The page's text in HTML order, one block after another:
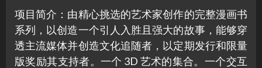
项目简介：由精心挑选的艺术家创作的完整漫画书
系列，以创造一个引人入胜且强大的故事，能够穿
透主流媒体并创造文化追随者，以定期发行和限量
版奖励其支持者。一个 3D 艺术的集合。一个交互